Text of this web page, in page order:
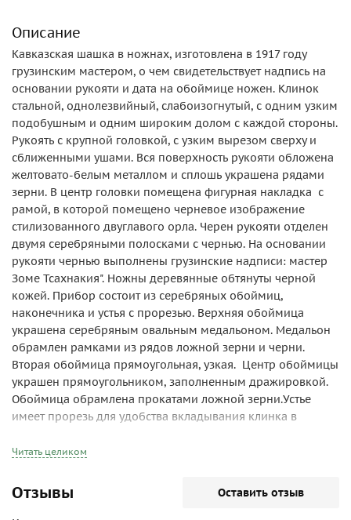
Описание
Кавказская шашка в ножнах, изготовлена в 1917 году
грузинским мастером, о чем свидетельствует надпись на
основании рукояти и дата на обоймице ножен. Клинок
стальной, однолезвийный, слабоизогнутый, с одним узким
подобушным и одним широким долом с каждой стороны.
Рукоять с крупной головкой, с узким вырезом сверху и
сближенными ушами. Вся поверхность рукояти обложена
желтовато-белым металлом и сплошь украшена рядами
зерни. В центр головки помещена фигурная накладка с
рамой, в которой помещено черневое изображение
стилизованного двуглавого орла. Черен рукояти отделен
двумя серебряными полосками с чернью. На основании
рукояти чернью выполнены грузинские надписи: мастер
Зоме Тсахнакия". Ножны деревянные обтянуты черной
кожей. Прибор состоит из серебряных обоймиц,
наконечника и устья с прорезью. Верхняя обоймица
украшена серебряным овальным медальоном. Медальон
обрамлен рамками из рядов ложной зерни и черни.
Вторая обоймица прямоугольная, узкая. Центр обоймицы
украшен прямоугольником, заполненным дражировкой.
Обоймица обрамлена прокатами ложной зерни.Устье
имеет прорезь для удобства вкладывания клинка в
галун. Поверхность "галуна" отделана дражировкой. "Галун"
прибор украшен тонким черневым орнаментом,
построенным из S-образных завитков с листиками и
Читать целиком
Отзывы Оставить отзыв